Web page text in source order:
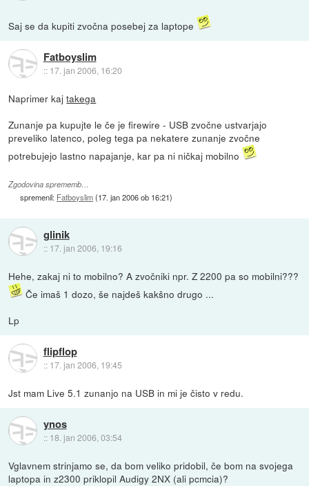
Saj se da kupiti zvočna posebej za laptope
Fatboyslim
:: 17. jan 2006, 16:20
Naprimer kajtakega
Zunanje pa kupujte le če je firewire - USB zvočne ustvarjajo
preveliko latenco, poleg tega pa nekatere zunanje zvočne
potrebujejo lastno napajanje, kar pa ni ničkaj mobilno
Zgodovina sprememb…
spremenil: Fatboyslim(17. jan 2006 ob 16:21)
glinik
:: 17. jan 2006, 19:16
Hehe, zakaj ni to mobilno? A zvočniki npr. Z 2200 pa so mobilni???
Če imaš 1 dozo, še najdeš kakšno drugo ...
Lp
flipflop
:: 17. jan 2006, 19:45
Jst mam Live 5.1 zunanjo na USB in mi je čisto v redu.
ynos
:: 18. jan 2006, 03:54
Vglavnem strinjamo se, da bom veliko pridobil, če bom na svojega
laptopa in z2300 priklopil Audigy 2NX (ali pcmcia)?